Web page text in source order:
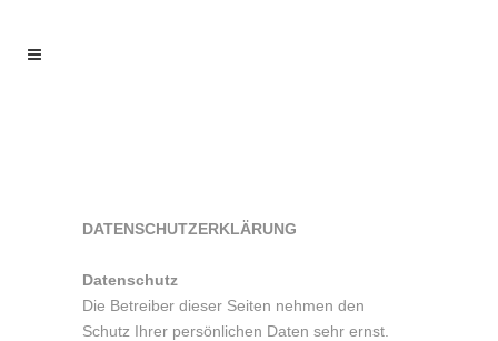
DATENSCHUTZERKLÄRUNG
Datenschutz
Die Betreiber dieser Seiten nehmen den
Schutz Ihrer persönlichen Daten sehr ernst.